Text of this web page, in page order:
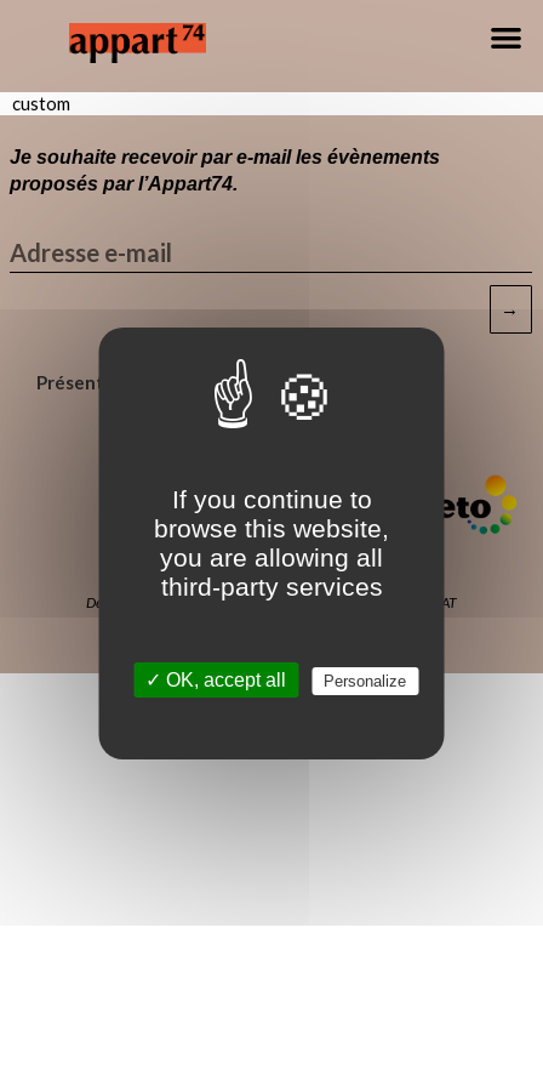
custom
Je souhaite recevoir par e-mail les évènements
proposés par l’Appart74.
→
Présents pour vous
Design web: studio Out Of Design
Développement Web: SWAT
If you continue to
browse this website,
you are allowing all
third-party services
✓ OK, accept all Personalize